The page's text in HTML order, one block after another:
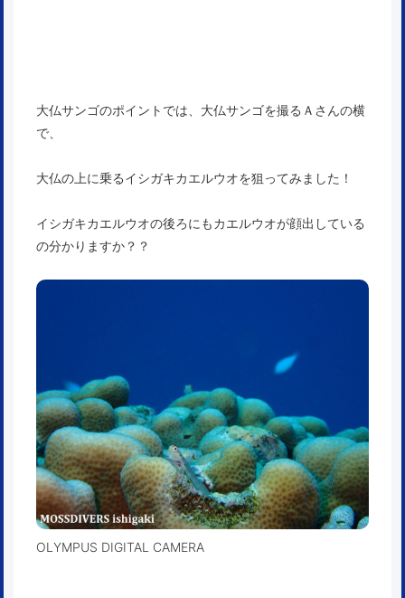
大仏サンゴのポイントでは、大仏サンゴを撮るＡさんの横
で、
大仏の上に乗るイシガキカエルウオを狙ってみました！
イシガキカエルウオの後ろにもカエルウオが顔出している
の分かりますか？？
OLYMPUS DIGITAL CAMERA